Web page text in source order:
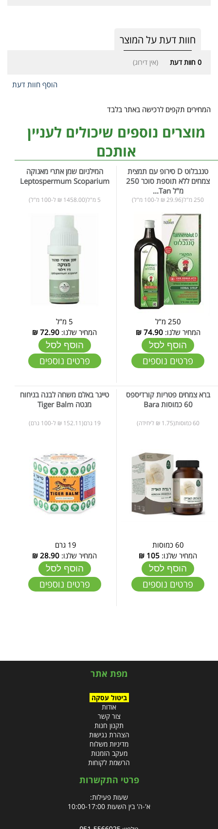
חוות דעת על המוצר
0 חוות דעת (אין דירוג)
הוסף חוות דעת
המחירים תקפים לרכישה באתר בלבד
מוצרים נוספים שיכולים לעניין
אותכם
טננבלוט D סירופ עם תמצית
צמחים ללא תוספת סוכר 250
מ"ל Tan...
250 מ"ל(29.96 ₪ ל-100 מ"ל)
250 מ"ל
המחיר שלנו:74.90
₪
הוסף לסל
פרטים נוספים
המילניום שמן אתרי מאנוקה
Leptospermum Scoparium
5 מ"ל(1458.00 ₪ ל-100 מ"ל)
5 מ"ל
המחיר שלנו: 72.90
₪
הוסף לסל
פרטים נוספים
ברא צמחים פטריות קורדיספס
60 כמוסות Bara
60 כמוסות(1.75 ₪ ליחידה)
60 כמוסות
המחיר שלנו: 105
₪
הוסף לסל
פרטים נוספים
טייגר באלם משחה לבנה בניחוח
מנטה Tiger Balm
19 גרם(152.11 ₪ ל-100 גרם)
19 גרם
המחיר שלנו: 28.90
₪
הוסף לסל
פרטים נוספים
מפת אתר
ביטול עסקה
אודות
צור קשר
תקנון חנות
הצהרת נגישות
מדיניות משלוח
מעקב הזמנות
הרשמת לקוחות
פרטי התקשרות
שעות פעילות:
א'-ה' בין השעות 10:00-17:00